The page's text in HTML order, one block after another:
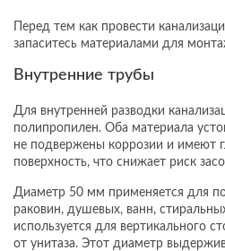
Перед тем как провести
запаситесь материалами для
Внутренние трубы
Для внутренней разводки
полипропилен. Оба материала
не подвержены коррозии и имеют
поверхность, что снижает риск
Диаметр 50 мм применяется для
раковин, душевых, ванн,
используется для вертикального
от унитаза. Этот диаметр